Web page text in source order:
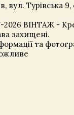
вул. Турівська 9,
2026 ВІНТАЖ -
захищені.
та